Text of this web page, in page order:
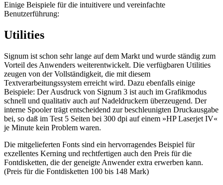
Einige Beispiele für die intuitivere und vereinfachte
Benutzerführung:
Utilities
Signum ist schon sehr lange auf dem Markt und wurde ständig zum
Vorteil des Anwenders weiterentwickelt. Die verfügbaren Utilities
zeugen von der Vollständigkeit, die mit diesem
Textverarbeitungssystem erreicht wird. Dazu ebenfalls einige
Beispiele: Der Ausdruck von Signum 3 ist auch im Grafikmodus
schnell und qualitativ auch auf Nadeldruckern überzeugend. Der
interne Spooler trägt entscheidend zur beschleunigten Druckausgabe
bei, so daß im Test 5 Seiten bei 300 dpi auf einem »HP Laserjet IV«
je Minute kein Problem waren.
Die mitgelieferten Fonts sind ein hervorragendes Beispiel für
exzellentes Kerning und rechtfertigen auch den Preis für die
Fontdisketten, die der geneigte Anwender extra erwerben kann.
(Preis für die Fontdisketten 100 bis 148 Mark)